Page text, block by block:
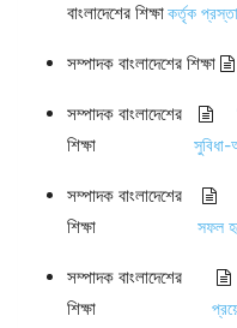
বাংলাদেশের শিক্ষাকর্তৃক
সম্পাদক বাংলাদেশের শিক্ষা
সম্পাদক বাংলাদেশের
শিক্ষা
সুবিধা-
সম্পাদক বাংলাদেশের
শিক্ষা
সফল
সম্পাদক বাংলাদেশের
শিক্ষা